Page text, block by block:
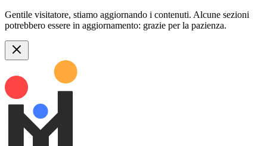
Gentile visitatore, stiamo aggiornando i contenuti. Alcune sezioni
potrebbero essere in aggiornamento: grazie per la pazienza.